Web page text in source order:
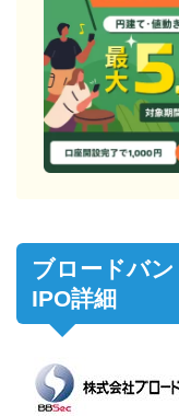
ブロードバ
IPO詳細